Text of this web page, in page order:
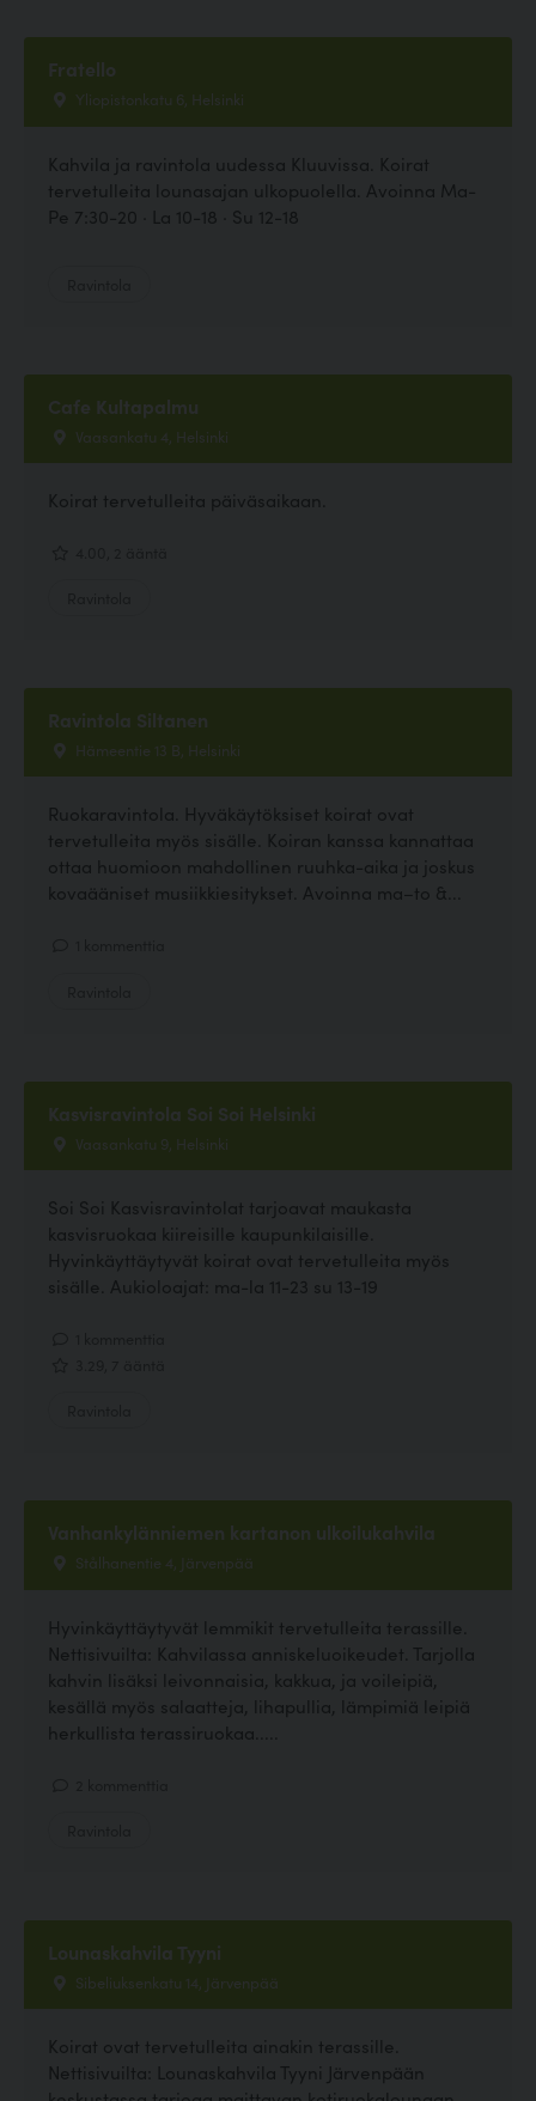
Fratello
Yliopistonkatu 6, Helsinki
Kahvila ja ravintola uudessa Kluuvissa. Koirat
tervetulleita lounasajan ulkopuolella. Avoinna Ma-
Pe 7:30-20 · La 10-18 · Su 12-18
Cafe Kultapalmu
Vaasankatu 4, Helsinki
Koirat tervetulleita päiväsaikaan.
Ravintola Siltanen
Hämeentie 13 B, Helsinki
Ruokaravintola. Hyväkäytöksiset koirat ovat
tervetulleita myös sisälle. Koiran kanssa kannattaa
ottaa huomioon mahdollinen ruuhka-aika ja joskus
kovaääniset musiikkiesitykset. Avoinna ma–to &...
Kasvisravintola Soi Soi Helsinki
Vaasankatu 9, Helsinki
Soi Soi Kasvisravintolat tarjoavat maukasta
kasvisruokaa kiireisille kaupunkilaisille.
Hyvinkäyttäytyvät koirat ovat tervetulleita myös
sisälle. Aukioloajat: ma-la 11-23 su 13-19
Vanhankylänniemen kartanon ulkoilukahvila
Stålhanentie 4, Järvenpää
Hyvinkäyttäytyvät lemmikit tervetulleita terassille.
Nettisivuilta: Kahvilassa anniskeluoikeudet. Tarjolla
kahvin lisäksi leivonnaisia, kakkua, ja voileipiä,
kesällä myös salaatteja, lihapullia, lämpimiä leipiä
herkullista terassiruokaa.....
Lounaskahvila Tyyni
Sibeliuksenkatu 14, Järvenpää
Koirat ovat tervetulleita ainakin terassille.
Nettisivuilta: Lounaskahvila Tyyni Järvenpään